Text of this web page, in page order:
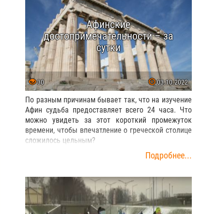
Афинские
достопримечательности – за
сутки
30 03.10.2022
По разным причинам бывает так, что на изучение
Афин судьба предоставляет всего 24 часа. Что
можно увидеть за этот короткий промежуток
времени, чтобы впечатление о греческой столице
сложилось цельным?
Подробнее...